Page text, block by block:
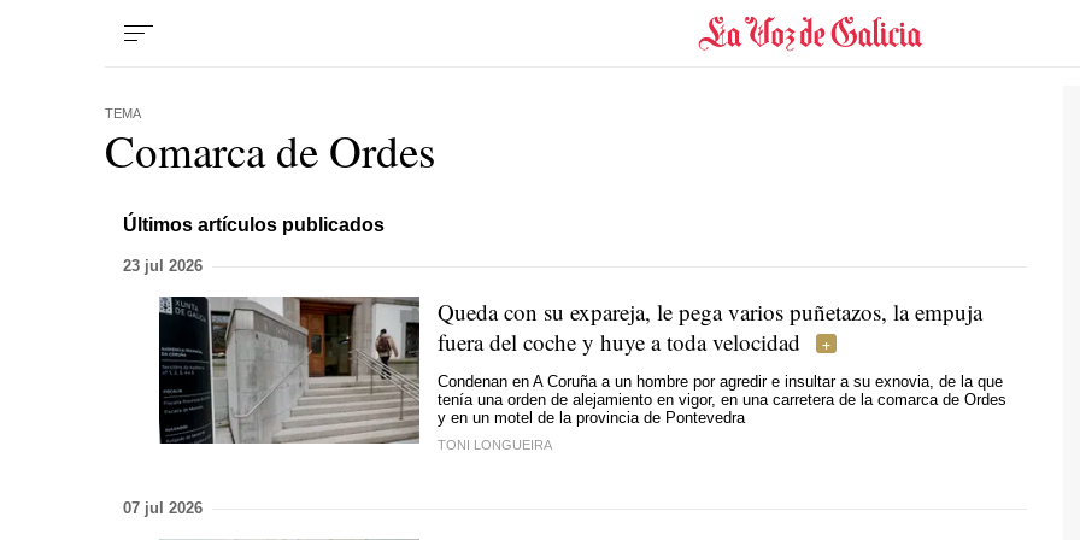
TEMA
Comarca de Ordes
Últimos artículos publicados
23 jul 2026
Queda con su expareja, le pega varios puñetazos, la empuja
fuera del coche y huye a toda velocidad
Condenan en A Coruña a un hombre por agredir e insultar a su exnovia, de la que
tenía una orden de alejamiento en vigor, en una carretera de la comarca de Ordes
y en un motel de la provincia de Pontevedra
TONI LONGUEIRA
07 jul 2026